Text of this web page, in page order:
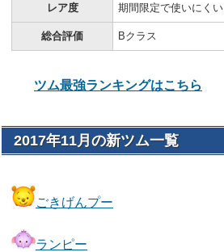
レア度 期間限定で使いにくい
総合評価 Bクラス
ツム最強ランキングはこちら
2017年11月の新ツム一覧
ごきげんプー
ランピー